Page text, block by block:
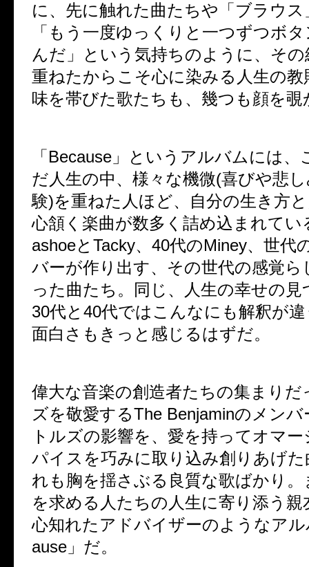
に、先に触れた曲たちや「ブラウ
「もう一度ゆっくりと一つずつボ
んだ」という気持ちのように、そ
重ねたからこそ心に染みる人生の教
味を帯びた歌たちも、幾つも顔を
「Because」というアルバムには
だ人生の中、様々な機微(喜びや悲
験)を重ねた人ほど、自分の生き方
心頷く楽曲が数多く詰め込まれてい
ashoeとTacky、40代のMiney、世代
バーが作り出す、その世代の感覚ら
った曲たち。同じ、人生の幸せの見
30代と40代ではこんなにも解釈が
面白さもきっと感じるはずだ。
偉大な音楽の創造者たちの集まりだ
ズを敬愛するThe Benjaminのメン
トルズの影響を、愛を持ってオマ
パイスを巧みに取り込み創りあげ
れも胸を揺さぶる良質な歌ばかり
を求める人たちの人生に寄り添う親
心知れたアドバイザーのようなア
ause」だ。